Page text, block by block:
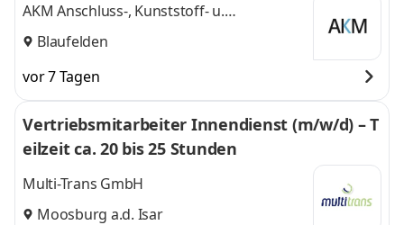
AKM Anschluss-, Kunststoff- u.
Montagetechnik GmbH
Blaufelden
vor 7 Tagen
Vertriebsmitarbeiter Innendienst (m/w/d) – T
eilzeit ca. 20 bis 25 Stunden
Multi-Trans GmbH
Moosburg a.d. Isar